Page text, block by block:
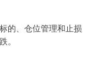
的、仓位管理和止损
。